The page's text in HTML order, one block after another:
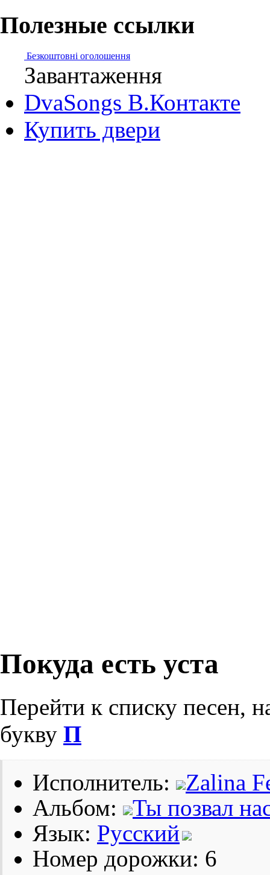
Полезные ссылки
Безкоштовні оголошення
Завантаження
DvaSongs В.Контакте
Купить двери
Покуда есть уста
Перейти к списку песен,
букву П
Исполнитель:
Zalina
Альбом:
Ты позвал
Язык: Русский
Номер дорожки: 6